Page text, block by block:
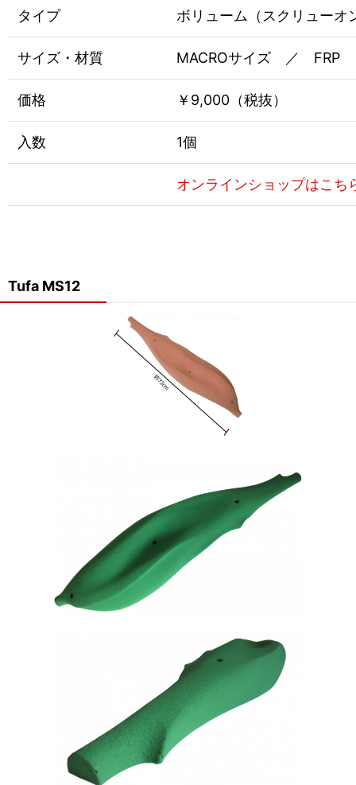
タイプ ボリューム（スクリューオ
サイズ・材質 MACROサイズ ／ FRP
価格 ￥9,000（税抜）
入数 1個
オンラインショップはこち
Tufa MS12